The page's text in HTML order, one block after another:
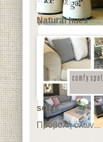
Natural hues
sofas
Προβολή όλων...